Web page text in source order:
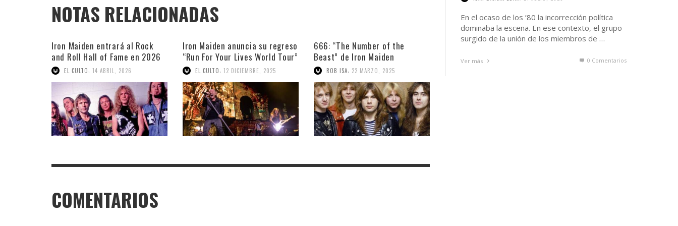
NOTAS RELACIONADAS
Iron Maiden entrará al Rock
and Roll Hall of Fame en 2026
EL CULTO, 14 ABRIL, 2026
Iron Maiden anuncia su regreso
“Run For Your Lives World Tour”
EL CULTO, 12 DICIEMBRE, 2025
666: “The Number of the
Beast” de Iron Maiden
ROB ISA, 22 MARZO, 2025
COMENTARIOS
En el ocaso de los ’80 la incorrección política
dominaba la escena. En ese contexto, el grupo
surgido de la unión de los miembros de …
Ver más 0 Comentarios